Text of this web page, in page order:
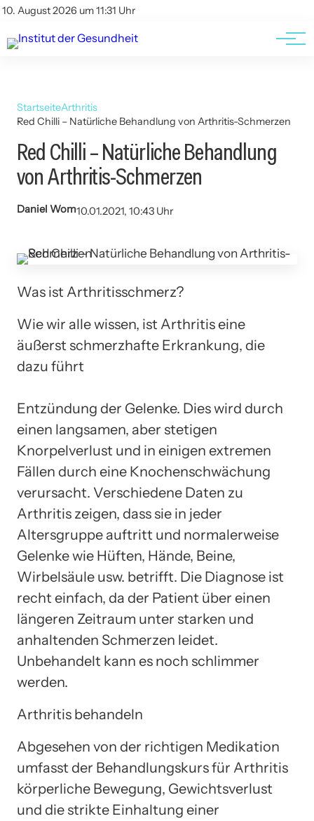
10. August 2026 um 11:31 Uhr
Kontakt
Kontakt
AGBs
StartseiteArthritis
Red Chilli – Natürliche Behandlung von Arthritis-Schmerzen
Red Chilli – Natürliche Behandlung
von Arthritis-Schmerzen
Daniel Wom10.01.2021, 10:43 Uhr
Was ist Arthritisschmerz?
Wie wir alle wissen, ist Arthritis eine
äußerst schmerzhafte Erkrankung, die
dazu führt
Entzündung der Gelenke. Dies wird durch
einen langsamen, aber stetigen
Knorpelverlust und in einigen extremen
Fällen durch eine Knochenschwächung
verursacht. Verschiedene Daten zu
Arthritis zeigen, dass sie in jeder
Altersgruppe auftritt und normalerweise
Gelenke wie Hüften, Hände, Beine,
Wirbelsäule usw. betrifft. Die Diagnose ist
recht einfach, da der Patient über einen
längeren Zeitraum unter starken und
anhaltenden Schmerzen leidet.
Unbehandelt kann es noch schlimmer
werden.
Arthritis behandeln
Abgesehen von der richtigen Medikation
umfasst der Behandlungskurs für Arthritis
körperliche Bewegung, Gewichtsverlust
und die strikte Einhaltung einer